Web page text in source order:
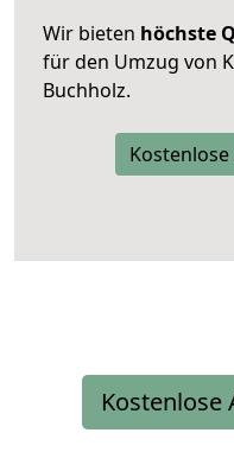
Wir bieten höchste
für den Umzug von
Buchholz.
Kostenlose